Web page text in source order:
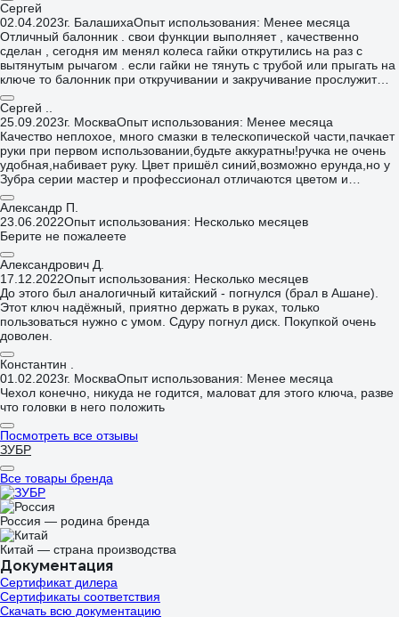
Сергей
02.04.2023г. БалашихаОпыт использования: Менее месяца
Отличный балонник . свои функции выполняет , качественно
сделан , сегодня им менял колеса гайки открутились на раз с
вытянутым рычагом . если гайки не тянуть с трубой или прыгать на
ключе то балонник при откручивании и закручивание прослужит
долго . Покупкой доволен Рекомендую !!!
Сергей ..
25.09.2023г. МоскваОпыт использования: Менее месяца
Качество неплохое, много смазки в телескопической части,пачкает
руки при первом использовании,будьте аккуратны!ручка не очень
удобная,набивает руку. Цвет пришёл синий,возможно ерунда,но у
Зубра серии мастер и профессионал отличаются цветом и
уачеством соответственно.
Александр П.
23.06.2022Опыт использования: Несколько месяцев
Берите не пожалеете
Александрович Д.
17.12.2022Опыт использования: Несколько месяцев
До этого был аналогичный китайский - погнулся (брал в Ашане).
Этот ключ надёжный, приятно держать в руках, только
пользоваться нужно с умом. Сдуру погнул диск. Покупкой очень
доволен.
Константин .
01.02.2023г. МоскваОпыт использования: Менее месяца
Чехол конечно, никуда не годится, маловат для этого ключа, разве
что головки в него положить
Посмотреть все отзывы
ЗУБР
Все товары бренда
Россия — родина бренда
Китай — страна производства
Документация
Сертификат дилера
Сертификаты соответствия
Скачать всю документацию